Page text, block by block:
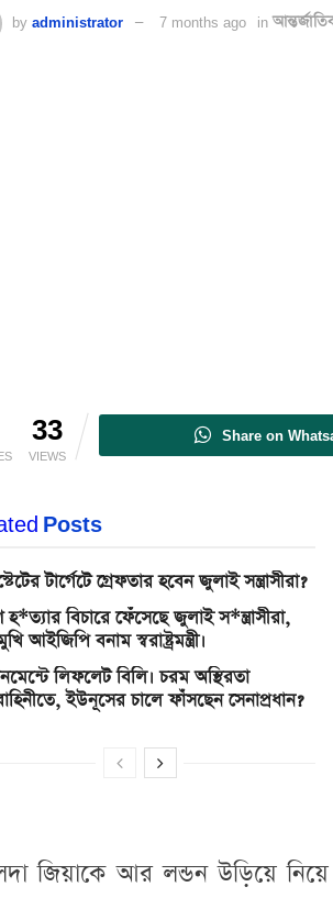
by administrator 7 months ago in
33
VIEWS
Share on
Posts
টার্গেটে গ্রেফতার হবেন জুলাই সন্ত্রাসীরা?
বিচারে ফেঁসেছে জুলাই স*ন্ত্রাসীরা,
আইজিপি বনাম স্বরাষ্ট্রমন্ত্রী।
লিফলেট বিলি। চরম অস্থিরতা
ইউনূসের চালে ফাঁসছেন সেনাপ্রধান?
জিয়াকে আর লন্ডন উড়িয়ে